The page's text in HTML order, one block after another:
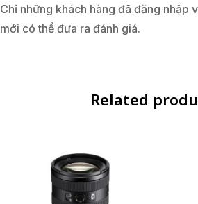
Chỉ những khách hàng đã đăng nhập
mới có thể đưa ra đánh giá.
Related